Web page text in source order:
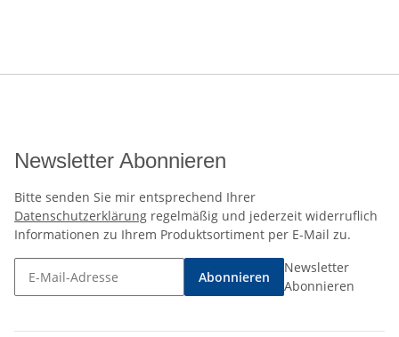
Newsletter Abonnieren
Bitte senden Sie mir entsprechend Ihrer
Datenschutzerklärung regelmäßig und jederzeit widerruflich
Informationen zu Ihrem Produktsortiment per E-Mail zu.
Abonnieren
Newsletter
Abonnieren